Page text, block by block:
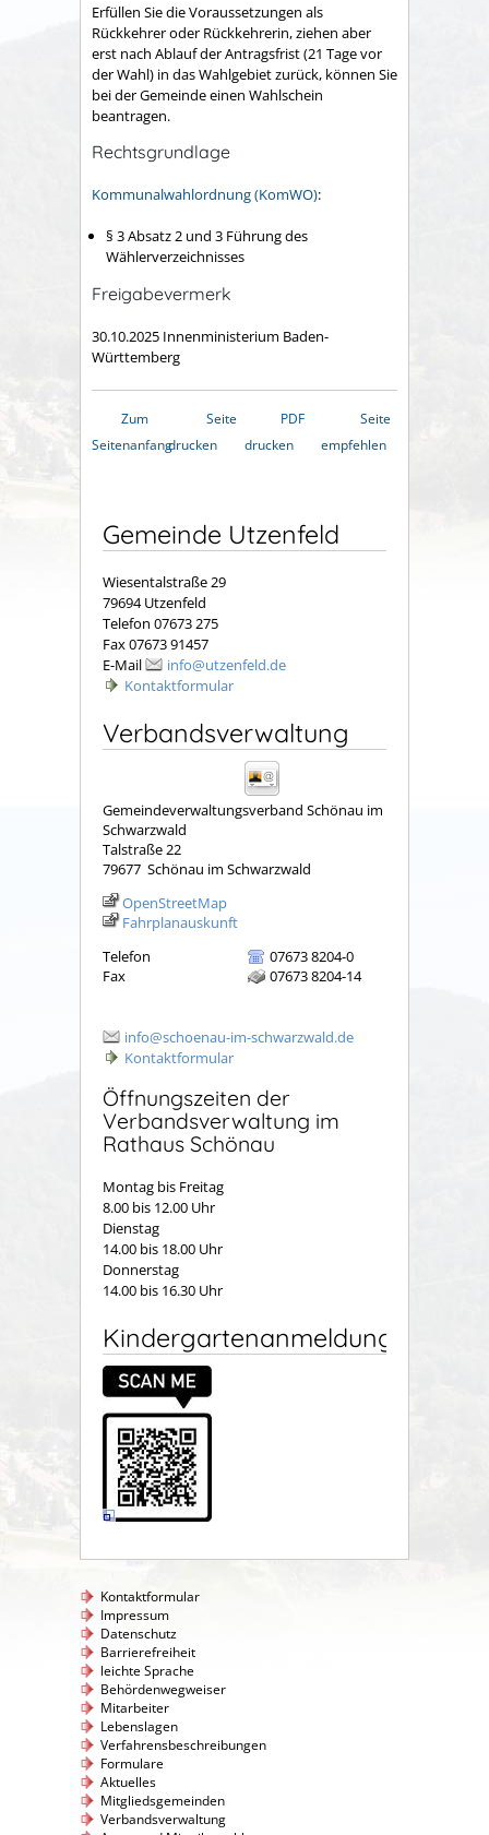
Erfüllen Sie die Voraussetzungen als
Rückkehrer oder Rückkehrerin, ziehen aber
erst nach Ablauf der Antragsfrist (21 Tage vor
der Wahl) in das Wahlgebiet zurück, können Sie
bei der Gemeinde einen Wahlschein
beantragen.
Rechtsgrundlage
Kommunalwahlordnung (KomWO):
§ 3 Absatz 2 und 3 Führung des
Wählerverzeichnisses
Freigabevermerk
30.10.2025 Innenministerium Baden-
Württemberg
Zum
Seitenanfang
Seite
drucken
PDF
drucken
Seite
empfehlen
Gemeinde Utzenfeld
Wiesentalstraße 29
79694 Utzenfeld
Telefon 07673 275
Fax 07673 91457
E-Mail
info@utzenfeld.de
Kontaktformular
Verbandsverwaltung
Gemeindeverwaltungsverband Schönau im
Schwarzwald
Talstraße 22
79677 Schönau im Schwarzwald
OpenStreetMap
Fahrplanauskunft
Telefon
07673 8204-0
Fax
07673 8204-14
info@schoenau-im-schwarzwald.de
Kontaktformular
Öffnungszeiten der
Verbandsverwaltung im
Rathaus Schönau
Montag bis Freitag
8.00 bis 12.00 Uhr
Dienstag
14.00 bis 18.00 Uhr
Donnerstag
14.00 bis 16.30 Uhr
Kindergartenanmeldung
Kontaktformular
Impressum
Datenschutz
Barrierefreiheit
leichte Sprache
Behördenwegweiser
Mitarbeiter
Lebenslagen
Verfahrensbeschreibungen
Formulare
Aktuelles
Mitgliedsgemeinden
Verbandsverwaltung